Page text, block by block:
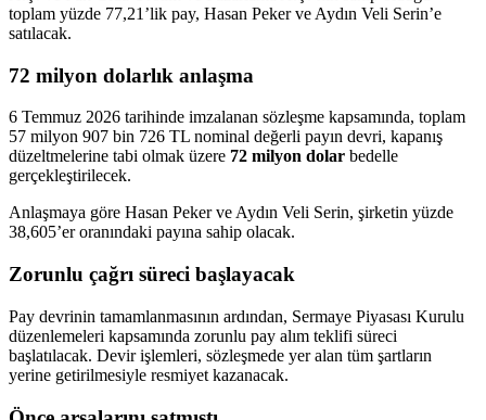
toplam yüzde 77,21’lik pay, Hasan Peker ve Aydın Veli Serin’e
satılacak.
72 milyon dolarlık anlaşma
6 Temmuz 2026 tarihinde imzalanan sözleşme kapsamında, toplam
57 milyon 907 bin 726 TL nominal değerli payın devri, kapanış
düzeltmelerine tabi olmak üzere 72 milyon dolar bedelle
gerçekleştirilecek.
Anlaşmaya göre Hasan Peker ve Aydın Veli Serin, şirketin yüzde
38,605’er oranındaki payına sahip olacak.
Zorunlu çağrı süreci başlayacak
Pay devrinin tamamlanmasının ardından, Sermaye Piyasası Kurulu
düzenlemeleri kapsamında zorunlu pay alım teklifi süreci
başlatılacak. Devir işlemleri, sözleşmede yer alan tüm şartların
yerine getirilmesiyle resmiyet kazanacak.